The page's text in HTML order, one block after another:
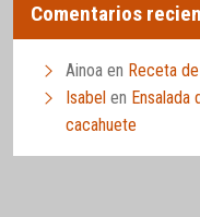
Comentarios
Ainoa en Receta
Isabel en
cacahuete